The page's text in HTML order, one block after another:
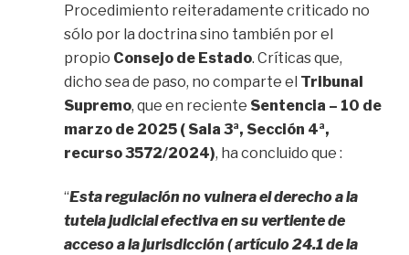
Procedimiento reiteradamente criticado no
sólo por la doctrina sino también por el
propio Consejo de Estado. Críticas que,
dicho sea de paso, no comparte el Tribunal
Supremo, que en reciente Sentencia – 10 de
marzo de 2025 ( Sala 3ª, Sección 4ª,
recurso 3572/2024), ha concluido que :
“Esta regulación no vulnera el derecho a la
tutela judicial efectiva en su vertiente de
acceso a la jurisdicción ( artículo 24.1 de la